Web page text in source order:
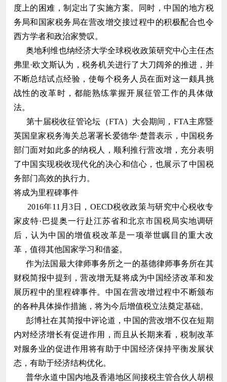
度上的困难，制定出了实施方案。同时，中国的地方税
务局和国家税务局在营改增交接过程中的积极配合也令
西方学者和政治家赞叹。
奥地利维也纳经济大学全球税收政策研究中心主任杰
弗里·欧文斯认为，税务机关进行了大刀阔斧的推进，并
不断总结试点经验，使每个税务人员在面对这一颇具挑
战性的改革时，都能熟练掌握开展征管工作的具体做
法。
第十届税收征管论坛（FTA）大会期间，FTA主席暨
英国皇家税务海关总署署长爱德华·楚普表示，中国税务
部门面对如此多的纳税人，顺利推行营改增，充分表明
了中国实现税收现代化的决心和信心，也展示了中国税
务部门高效的执行力。
将成为里程碑事件
2016年11月3日，OECD税收政策与研究中心税收专
家皮特·巴提奥一行赴江苏省和北京市国税局实地调研
后，认为中国的增值税改革是一项举世瞩目的重大改
革，值得其他国家学习和借鉴。
作为法国最大律师事务所之一的基德律师事务所在其
财税简报中提到，营改增无疑将成为中国经济改革和发
展历程中的里程碑事件。中国在营改增过程中不断颁布
的各种具体操作措施，将为今后增值税立法奠定基础。
彭博社在其简报中评论道，中国的营改增不仅在短期
内对经济增长有促进作用，而且从长期来看，税制改革
对服务业的促进作用将有助于中国经济保持平衡发展状
态，有助于经济结构优化。
普华永道中国内地及香港地区间接税主管合伙人胡根